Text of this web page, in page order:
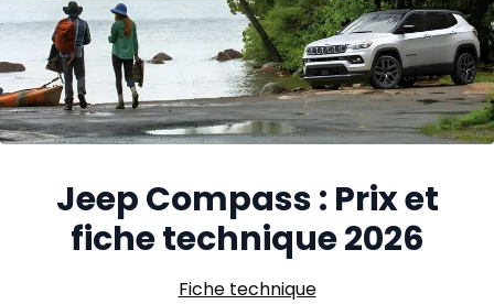
Jeep Compass : Prix et
fiche technique 2026
Fiche technique